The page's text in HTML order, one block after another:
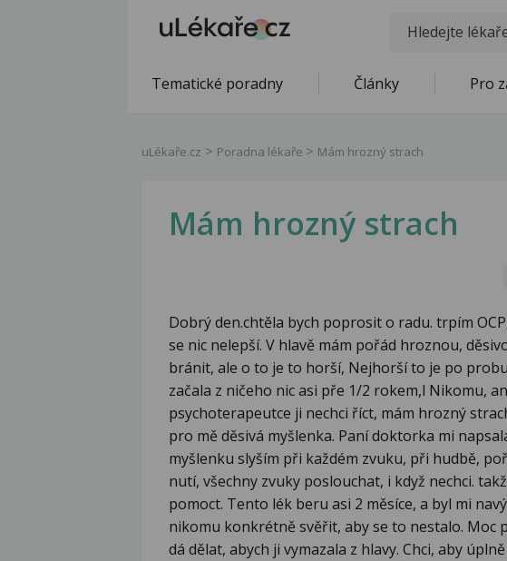
Tematické poradny Články Pro
uLékaře.cz Poradna lékaře Mám hrozný strach
Mám hrozný strach
Dobrý den.chtěla bych poprosit o radu. trpím
se nic nelepší. V hlavě mám pořád hroznou,
bránit, ale o to je to horší, Nejhorší to je po
začala z ničeho nic asi pře 1/2 rokem,l Nikomu,
psychoterapeutce ji nechci říct, mám hrozný
pro mě děsivá myšlenka. Paní doktorka mi
myšlenku slyším při každém zvuku, při hudbě,
nutí, všechny zvuky poslouchat, i když nechci.
pomoct. Tento lék beru asi 2 měsíce, a byl mi
nikomu konkrétně svěřit, aby se to nestalo. Moc
dá dělat, abych ji vymazala z hlavy. Chci, aby